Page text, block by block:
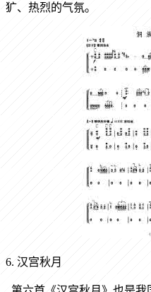
犷、热烈的气氛。
6. 汉宫秋月